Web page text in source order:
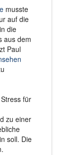
musste
auf die
die
aus dem
Paul
für
zu einer
soll. Die